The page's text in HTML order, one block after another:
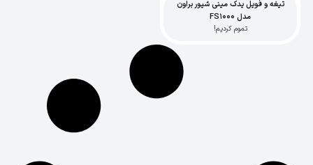
تیغه و فویل یدک مینی شیور براون
مدل FS1000
تموم کردیم!